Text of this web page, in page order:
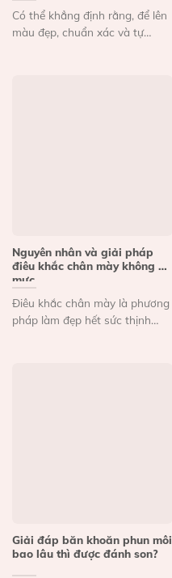
Có thể khẳng định rằng, để lên
màu đẹp, chuẩn xác và tự
Nguyên nhân và giải pháp
điêu khắc chân mày không ăn
mực
Điêu khắc chân mày là phương
pháp làm đẹp hết sức thịnh
Giải đáp băn khoăn phun môi
bao lâu thì được đánh son?